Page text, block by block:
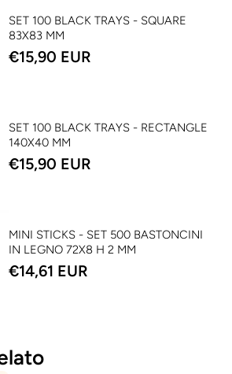
SET 100 BLACK TRAYS - SQUARE
83X83 MM
€15,90 EUR
SET 100 BLACK TRAYS - RECTANGLE
140X40 MM
€15,90 EUR
MINI STICKS - SET 500 BASTONCINI
IN LEGNO 72X8 H 2 MM
€14,61 EUR